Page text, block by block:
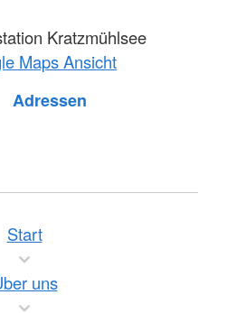
Kratzmühlsee
Maps Ansicht
Adressen
Start
uns